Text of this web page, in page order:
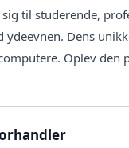
til studerende,
ydeevnen. Dens
Oplev den